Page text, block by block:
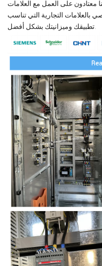
معتادون على العمل مع العلامات
بالعلامات التجارية التي تناسب